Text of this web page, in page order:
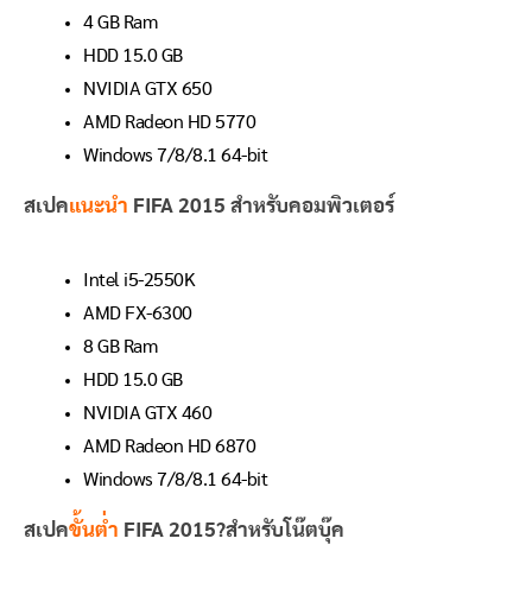
4 GB Ram
HDD 15.0 GB
NVIDIA GTX 650
AMD Radeon HD 5770
Windows 7/8/8.1 64-bit
สเปคแนะนำ FIFA 2015 สำหรับคอมพิวเตอร์
Intel i5-2550K
AMD FX-6300
8 GB Ram
HDD 15.0 GB
NVIDIA GTX 460
AMD Radeon HD 6870
Windows 7/8/8.1 64-bit
สเปคขั้นต่ำ FIFA 2015?สำหรับโน๊ตบุ๊ค